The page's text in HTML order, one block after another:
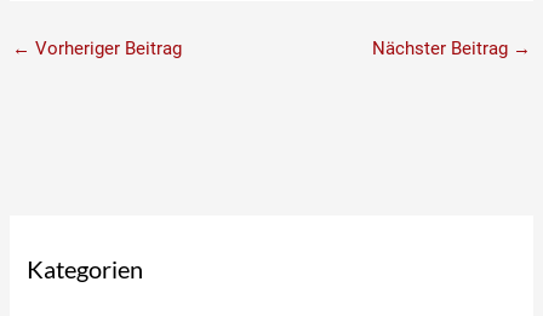
← Vorheriger Beitrag Nächster Beitrag →
Kategorien